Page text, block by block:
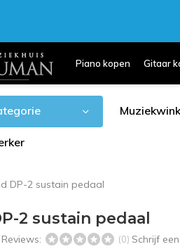
Piano kopen Gitaar
DP-2 sustain pedaal
2 sustain pedaal
Reviews: (0) Schrijf